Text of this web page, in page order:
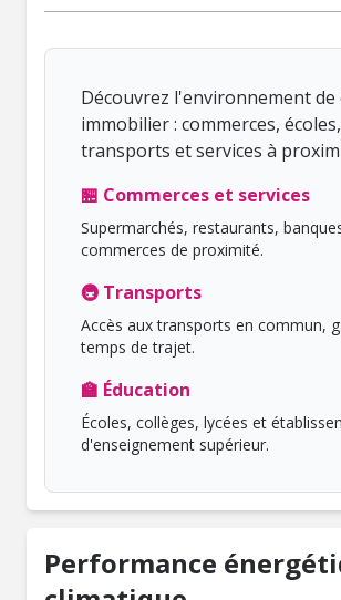
Découvrez l'environnement de
immobilier : commerces, écoles,
transports et services à
🏪 Commerces et services
Supermarchés, restaurants,
commerces de proximité.
🚇 Transports
Accès aux transports en commun,
temps de trajet.
🏫 Éducation
Écoles, collèges, lycées et
d'enseignement supérieur.
Performance